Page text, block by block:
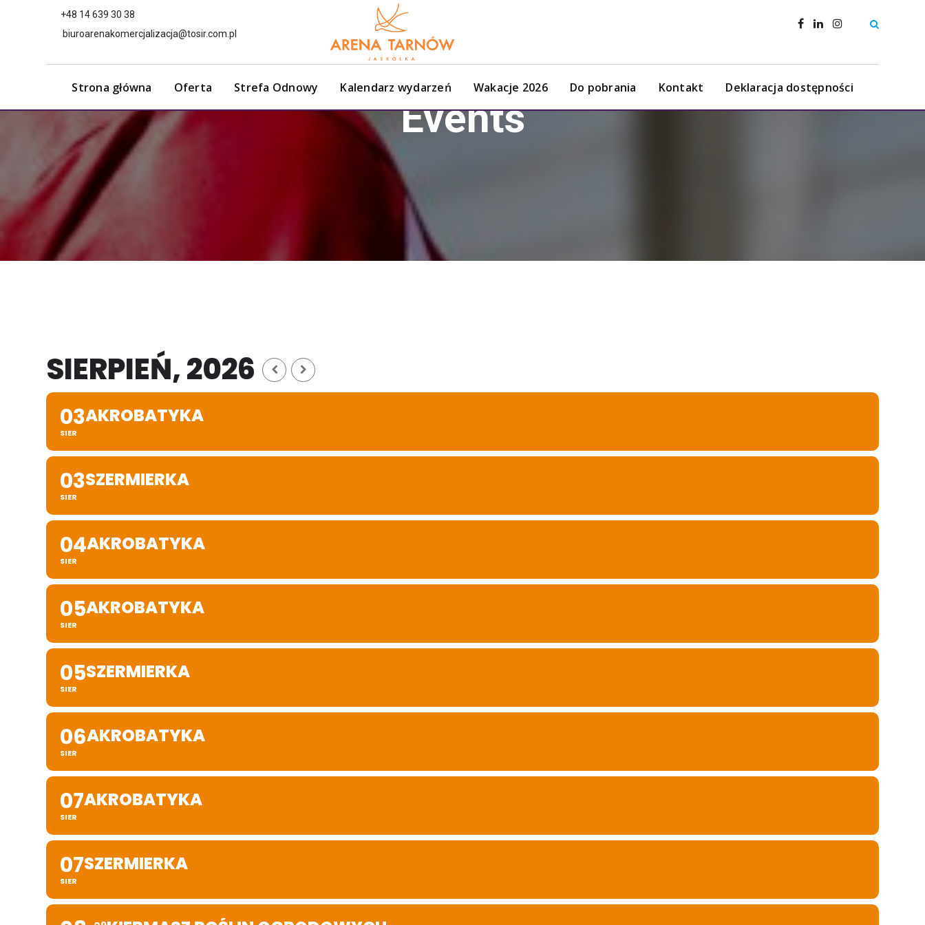
+48 14 639 30 38
biuroarenakomercjalizacja@tosir.com.pl
Strona główna Oferta Strefa Odnowy Kalendarz wydarzeń Wakacje 2026 Do pobrania Kontakt Deklaracja dostępności
Events
SIERPIEŃ, 2026
03
SIER
AKROBATYKA
03
SIER
SZERMIERKA
04
SIER
AKROBATYKA
05
SIER
AKROBATYKA
05
SIER
SZERMIERKA
06
SIER
AKROBATYKA
07
SIER
AKROBATYKA
07
SIER
SZERMIERKA